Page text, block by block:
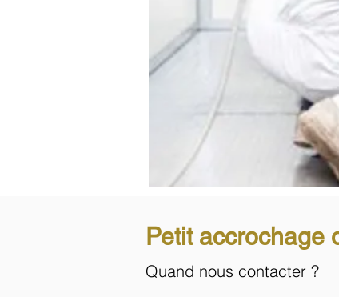
Petit accrochage
Quand nous contacter ?